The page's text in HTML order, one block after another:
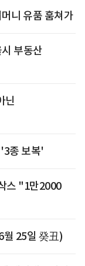
니 유품 훔쳐가
부동산
닌
종 보복'
스 "1만2000
월 25일 癸丑)